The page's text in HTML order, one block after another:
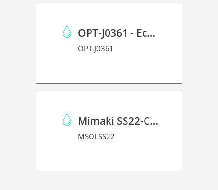
OPT-J0361 - Eco Case p/Mimaki JV150/CJV150/CJV300
OPT-J0361
Mimaki SS22-C-1L
MSOLSS22